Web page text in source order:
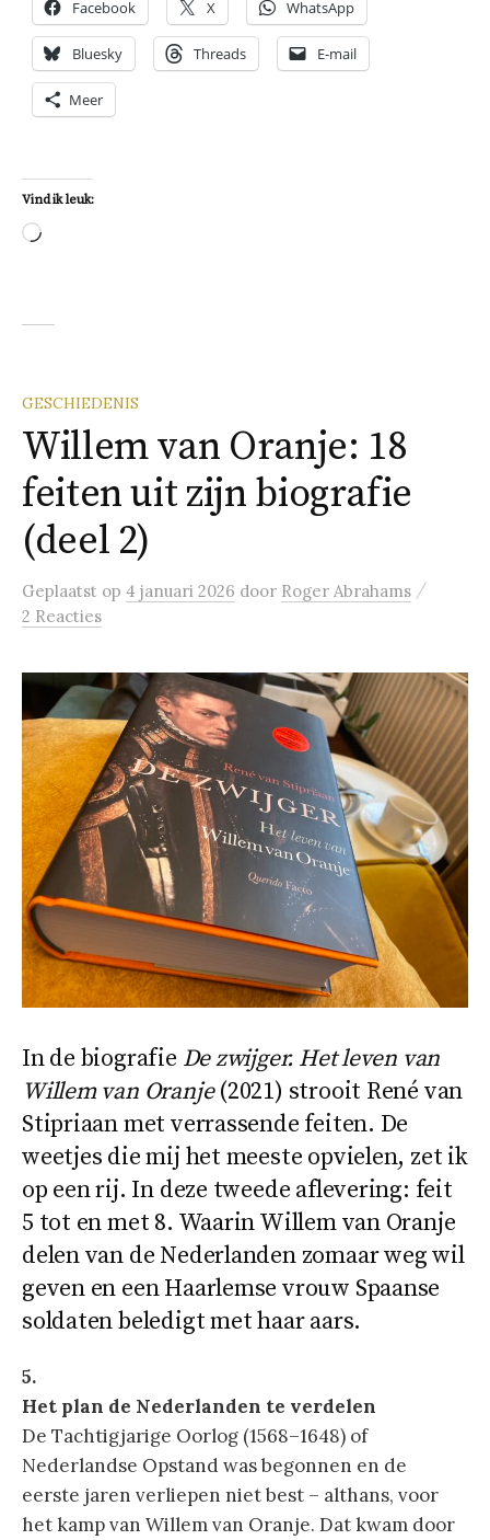
Facebook X WhatsApp
Bluesky Threads E-mail
Meer
Vind ik leuk:
Aan
GESCHIEDENIS
Willem van Oranje: 18
feiten uit zijn biografie
(deel 2)
Geplaatst op 4 januari 2026 door Roger Abrahams /
2 Reacties
In de biografie De zwijger. Het leven van
Willem van Oranje(2021) strooit René van
Stipriaan met verrassende feiten. De
weetjes die mij het meeste opvielen, zet ik
op een rij. In deze tweede aflevering: feit
5 tot en met 8. Waarin Willem van Oranje
delen van de Nederlanden zomaar weg wil
geven en een Haarlemse vrouw Spaanse
soldaten beledigt met haar aars.
5.
Het plan de Nederlanden te verdelen
De Tachtigjarige Oorlog (1568–1648) of
Nederlandse Opstand was begonnen en de
eerste jaren verliepen niet best – althans, voor
het kamp van Willem van Oranje. Dat kwam door